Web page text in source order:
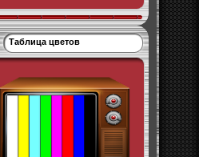
Таблица цветов